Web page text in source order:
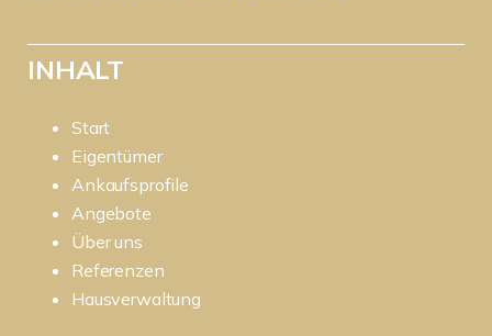
INHALT
Start
Eigentümer
Ankaufsprofile
Angebote
Über uns
Referenzen
Hausverwaltung